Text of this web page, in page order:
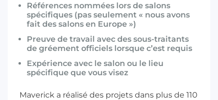
Références nommées lors de salons
spécifiques (pas seulement « nous avons
fait des salons en Europe »)
Preuve de travail avec des sous-traitants
de gréement officiels lorsque c’est requis
Expérience avec le salon ou le lieu
spécifique que vous visez
Maverick a réalisé des projets dans plus de 110